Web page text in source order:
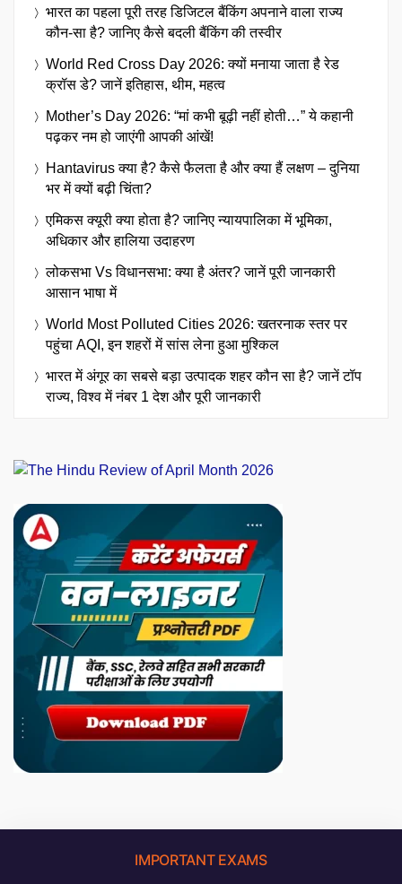
भारत का पहला पूरी तरह डिजिटल बैंकिंग अपनाने वाला राज्य
कौन-सा है? जानिए कैसे बदली बैंकिंग की तस्वीर
World Red Cross Day 2026: क्यों मनाया जाता है रेड
क्रॉस डे? जानें इतिहास, थीम, महत्व
Mother’s Day 2026: “मां कभी बूढ़ी नहीं होती…” ये कहानी
पढ़कर नम हो जाएंगी आपकी आंखें!
Hantavirus क्या है? कैसे फैलता है और क्या हैं लक्षण – दुनिया
भर में क्यों बढ़ी चिंता?
एमिकस क्यूरी क्या होता है? जानिए न्यायपालिका में भूमिका,
अधिकार और हालिया उदाहरण
लोकसभा Vs विधानसभा: क्या है अंतर? जानें पूरी जानकारी
आसान भाषा में
World Most Polluted Cities 2026: खतरनाक स्तर पर
पहुंचा AQI, इन शहरों में सांस लेना हुआ मुश्किल
भारत में अंगूर का सबसे बड़ा उत्पादक शहर कौन सा है? जानें टॉप
राज्य, विश्व में नंबर 1 देश और पूरी जानकारी
IMPORTANT EXAMS